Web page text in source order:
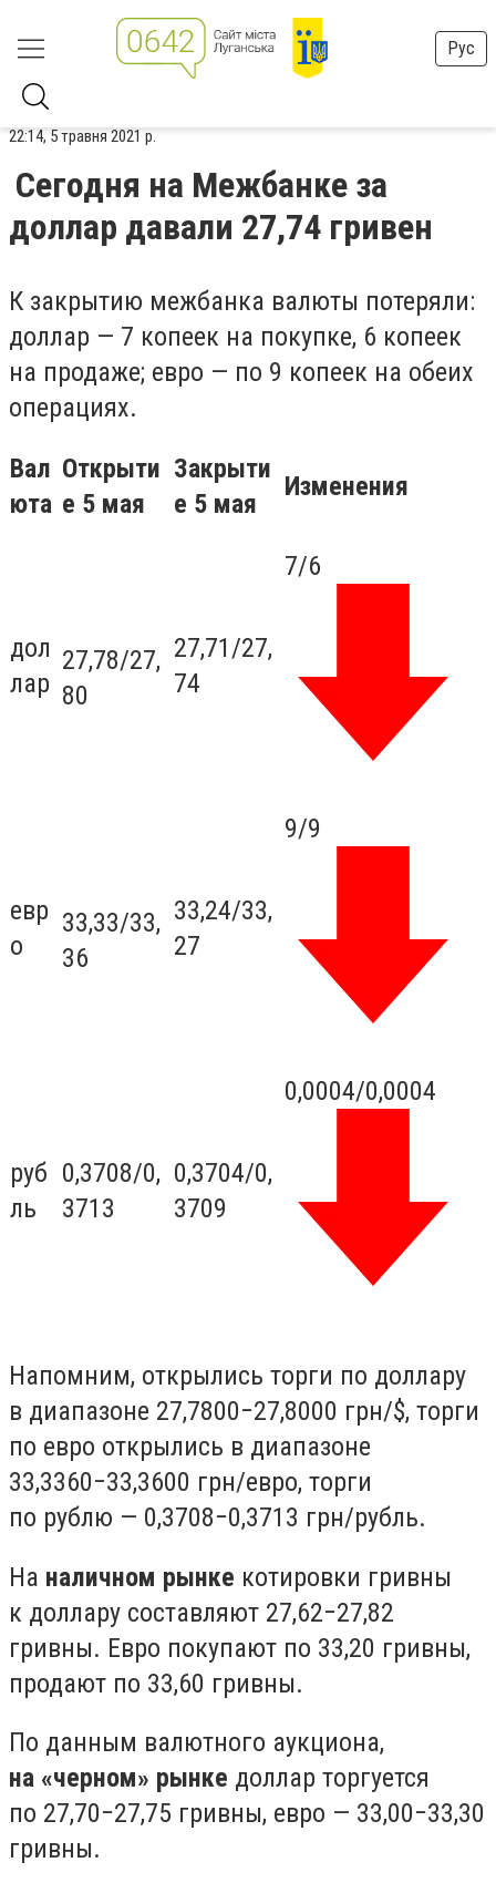
Рус
22:14, 5 травня 2021 р.
Сегодня на Межбанке за
доллар давали 27,74 гривен
К закрытию межбанка валюты потеряли:
доллар — 7 копеек на покупке, 6 копеек
на продаже; евро — по 9 копеек на обеих
операциях.
Вал
юта
Открыти
е 5 мая
Закрыти
е 5 мая
Изменения
дол
лар
27,78/27,
80
27,71/27,
74
7/6
евр
о
33,33/33,
36
33,24/33,
27
9/9
руб
ль
0,3708/0,
3713
0,3704/0,
3709
0,0004/0,0004
Напомним, открылись торги по доллару
в диапазоне 27,7800−27,8000 грн/$, торги
по евро открылись в диапазоне
33,3360−33,3600 грн/евро, торги
по рублю — 0,3708−0,3713 грн/рубль.
На наличном рынке котировки гривны
к доллару составляют 27,62−27,82
гривны. Евро покупают по 33,20 гривны,
продают по 33,60 гривны.
По данным валютного аукциона,
на «черном» рынке доллар торгуется
по 27,70−27,75 гривны, евро — 33,00−33,30
гривны.